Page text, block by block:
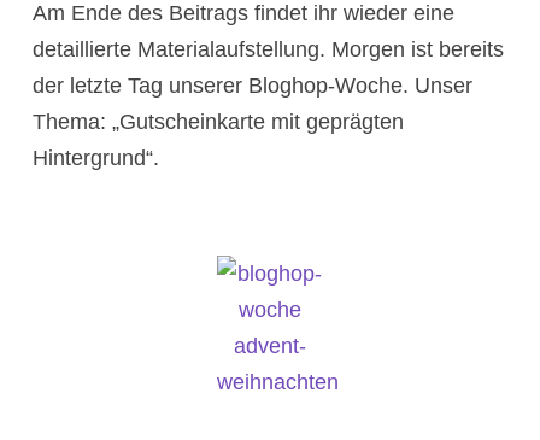
Am Ende des Beitrags findet ihr wieder eine
detaillierte Materialaufstellung. Morgen ist bereits
der letzte Tag unserer Bloghop-Woche. Unser
Thema: „Gutscheinkarte mit geprägten
Hintergrund“.